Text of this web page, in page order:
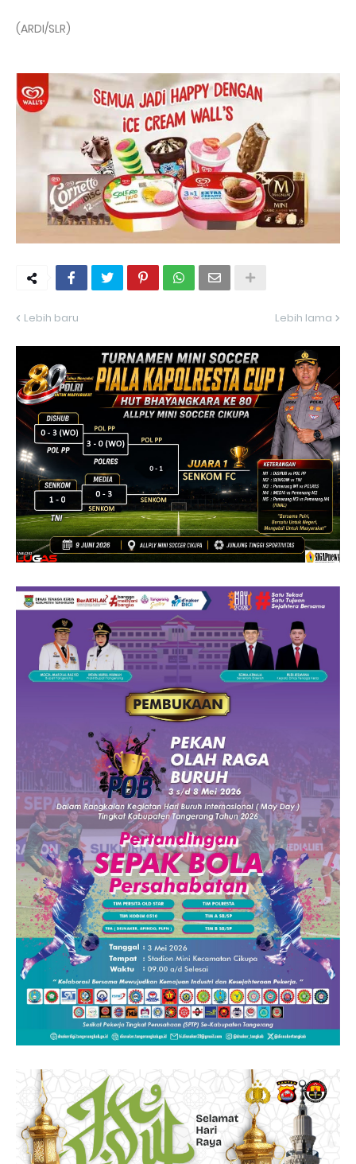
(ARDI/SLR)
Lebih baru Lebih lama